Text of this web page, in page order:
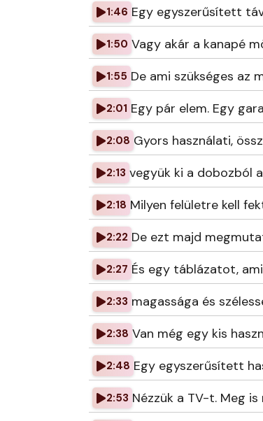
1:46 Egy egyszerűsített
1:50 Vagy akár a kanapé
1:55 De ami szükséges az
2:01 Egy pár elem. Egy
2:08 Gyors használati,
2:13 vegyük ki a dobozból
2:18 Milyen felületre kell
2:22 De ezt majd
2:27 És egy táblázatot,
2:33 magassága és
2:38 Van még egy kis
2:48 Egy egyszerűsített
2:53 Nézzük a TV-t. Meg